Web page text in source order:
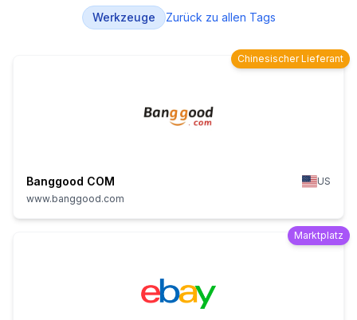
Werkzeuge Zurück zu allen Tags
Chinesischer Lieferant
Banggood COM
US
www.banggood.com
Marktplatz